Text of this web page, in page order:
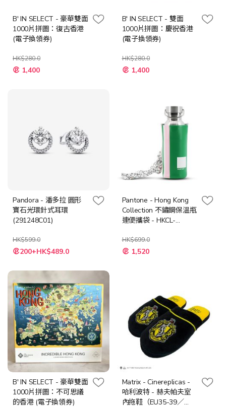
B' IN SELECT - 豪華雙面
1000片拼圖：復古香港
(電子換領券)
HK$280.0
特
殊 1,400
B' IN SELECT - 雙面
1000片拼圖：慶祝香港
(電子換領券)
HK$280.0
特
殊 1,400
Pandora - 潘多拉 圓形
寶石光環針式耳環
(291248C01)
HK$599.0
特
殊
格
200+HK$489.0
Pantone - Hong Kong
Collection 不鏽鋼保溫瓶
連便攜袋 - HKCL-
HK$699.0
特
殊 1,520
B' IN SELECT - 豪華雙面
1000片拼圖：不可思議
的香港 (電子換領券)
Matrix - Cinereplicas -
哈利波特 - 赫夫帕夫室
內拖鞋（EU35-39／